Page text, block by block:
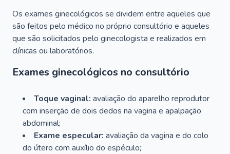
Os exames ginecológicos se dividem entre aqueles que
são feitos pelo médico no próprio consultório e aqueles
que são solicitados pelo ginecologista e realizados em
clínicas ou laboratórios.
Exames ginecológicos no consultório
Toque vaginal: avaliação do aparelho reprodutor
com inserção de dois dedos na vagina e apalpação
abdominal;
Exame especular: avaliação da vagina e do colo
do útero com auxílio do espéculo;